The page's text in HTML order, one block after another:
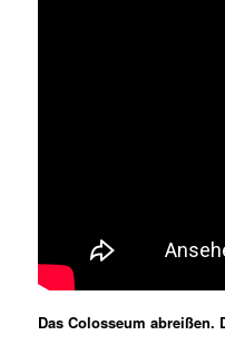
Das Colosseum